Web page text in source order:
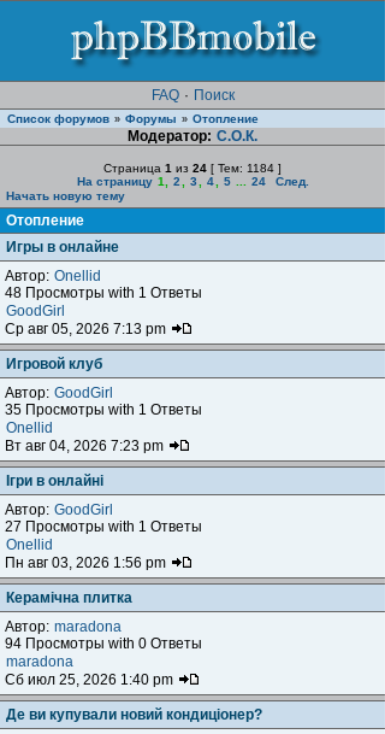
FAQ · Поиск
Список форумов » Форумы » Отопление
Модератор: С.О.К.
Страница 1 из 24 [ Тем: 1184 ]
На страницу 1 2 3 4 5 24
След.
Начать новую тему
Отопление
Игры в онлайне
Автор: Onellid
48 Просмотры with 1 Ответы
GoodGirl
Ср авг 05, 2026 7:13 pm
Игровой клуб
Автор: GoodGirl
35 Просмотры with 1 Ответы
Onellid
Вт авг 04, 2026 7:23 pm
Ігри в онлайні
Автор: GoodGirl
27 Просмотры with 1 Ответы
Onellid
Пн авг 03, 2026 1:56 pm
Керамічна плитка
Автор: maradona
94 Просмотры with 0 Ответы
maradona
Сб июл 25, 2026 1:40 pm
Де ви купували новий кондиціонер?